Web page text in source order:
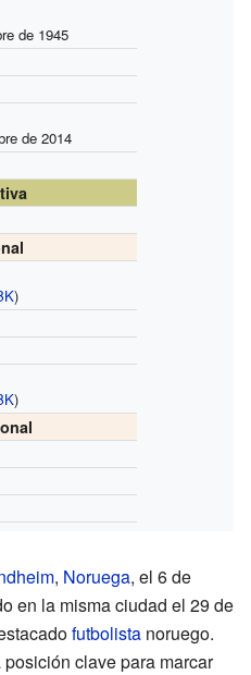
de 1945
de 2014
)
)
, Noruega, el 6 de
en la misma ciudad el 29 de
futbolista noruego.
posición clave para marcar